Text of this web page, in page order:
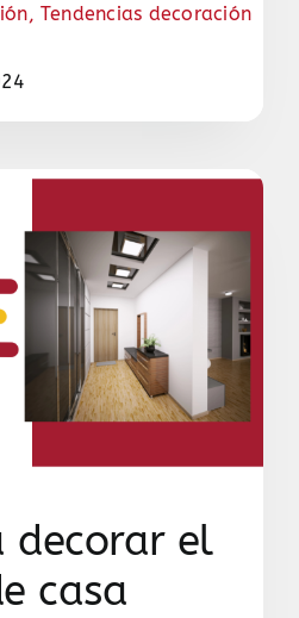
, Tendencias decoración
decorar el
casa